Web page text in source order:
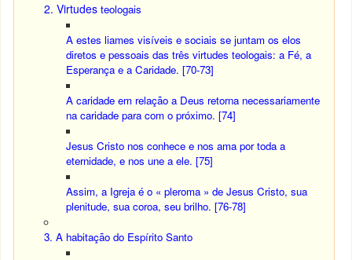
2. Virtudesteologais
A estes liames visíveis e sociais se juntam os elos
diretos e pessoais das três virtudes teologais: a Fé, a
Esperança e a Caridade. [70-73]
A caridade em relação a Deus retorna necessariamente
na caridade para com o próximo. [74]
Jesus Cristo nos conhece e nos ama por toda a
eternidade, e nos une a ele. [75]
Assim, a Igreja é o « pleroma » de Jesus Cristo, sua
plenitude, sua coroa, seu brilho. [76-78]
3. A habitação do Espírito Santo